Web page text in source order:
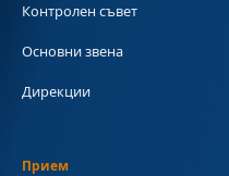
Контролен съвет
Основни звена
Дирекции
Прием